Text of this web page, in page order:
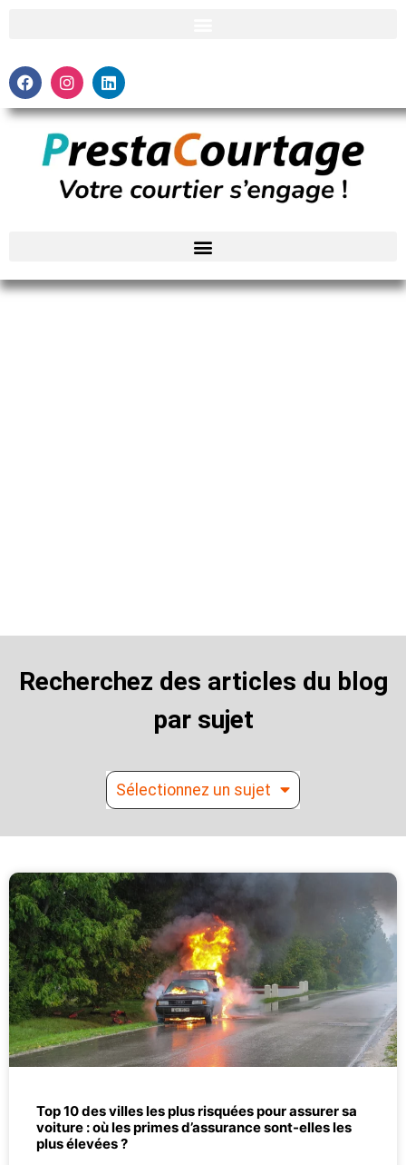
Recherchez des articles du blog
par sujet
Sélectionnez un sujet
Top 10 des villes les plus risquées pour assurer sa
voiture : où les primes d’assurance sont-elles les
plus élevées ?